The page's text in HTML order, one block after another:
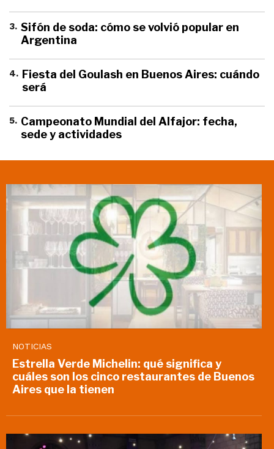
3. Sifón de soda: cómo se volvió popular en
Argentina
4. Fiesta del Goulash en Buenos Aires: cuándo
será
5. Campeonato Mundial del Alfajor: fecha,
sede y actividades
NOTICIAS
Estrella Verde Michelin: qué significa y
cuáles son los cinco restaurantes de Buenos
Aires que la tienen